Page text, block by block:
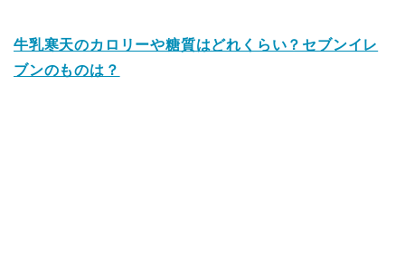
牛乳寒天のカロリーや糖質はどれくらい？セブンイレ
ブンのものは？